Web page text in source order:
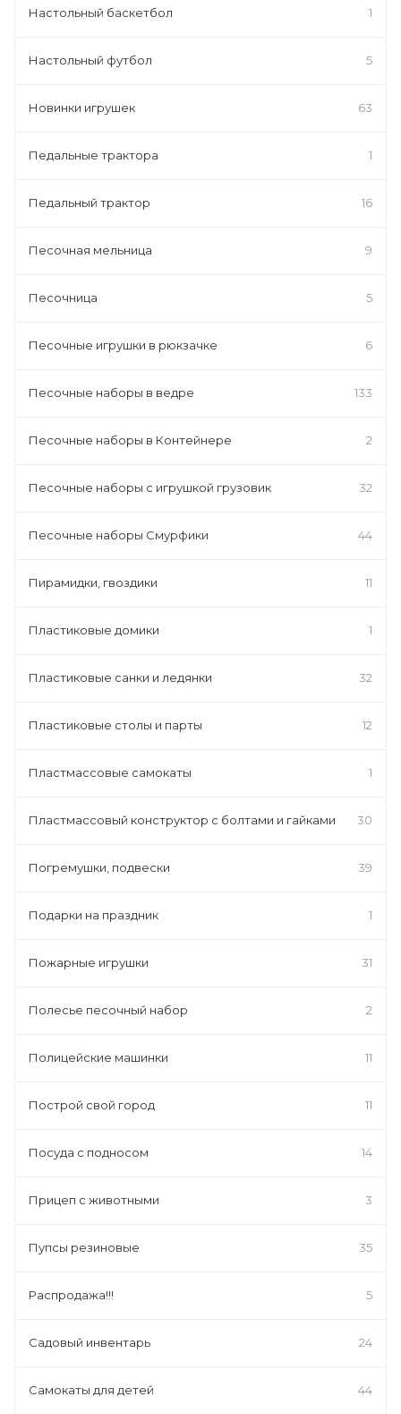
Настольный баскетбол 1
Настольный футбол 5
Новинки игрушек 63
Педальные трактора 1
Педальный трактор 16
Песочная мельница 9
Песочница 5
Песочные игрушки в рюкзачке 6
Песочные наборы в ведре 133
Песочные наборы в Контейнере 2
Песочные наборы с игрушкой грузовик 32
Песочные наборы Смурфики 44
Пирамидки, гвоздики 11
Пластиковые домики 1
Пластиковые санки и ледянки 32
Пластиковые столы и парты 12
Пластмассовые самокаты 1
Пластмассовый конструктор с болтами и гайками 30
Погремушки, подвески 39
Подарки на праздник 1
Пожарные игрушки 31
Полесье песочный набор 2
Полицейские машинки 11
Построй свой город 11
Посуда с подносом 14
Прицеп с животными 3
Пупсы резиновые 35
Распродажа!!! 5
Садовый инвентарь 24
Самокаты для детей 44